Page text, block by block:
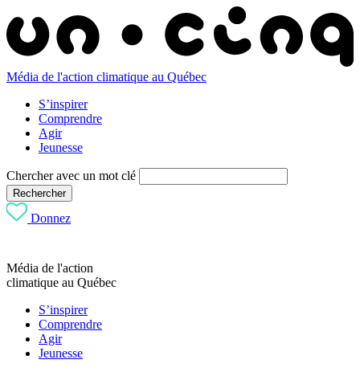
Média de l'action climatique au Québec
S’inspirer
Comprendre
Agir
Jeunesse
Chercher avec un mot clé
Rechercher
Donnez
Média de l'action
climatique au Québec
S’inspirer
Comprendre
Agir
Jeunesse